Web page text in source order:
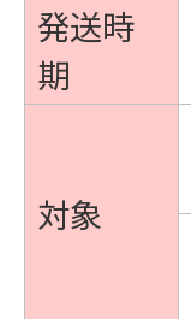
発送時
期
対象